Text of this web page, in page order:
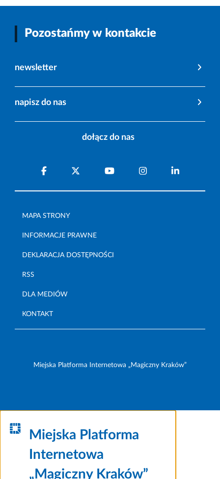
Pozostańmy w kontakcie
newsletter
napisz do nas
dołącz do nas
MAPA STRONY
INFORMACJE PRAWNE
DEKLARACJA DOSTĘPNOŚCI
RSS
DLA MEDIÓW
KONTAKT
Miejska Platforma Internetowa „Magiczny Kraków”
Miejska Platforma
Internetowa
„Magiczny Kraków”